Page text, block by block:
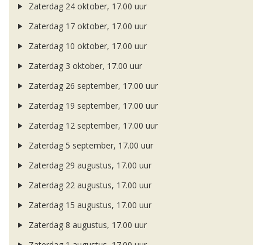
Zaterdag 24 oktober, 17.00 uur
Zaterdag 17 oktober, 17.00 uur
Zaterdag 10 oktober, 17.00 uur
Zaterdag 3 oktober, 17.00 uur
Zaterdag 26 september, 17.00 uur
Zaterdag 19 september, 17.00 uur
Zaterdag 12 september, 17.00 uur
Zaterdag 5 september, 17.00 uur
Zaterdag 29 augustus, 17.00 uur
Zaterdag 22 augustus, 17.00 uur
Zaterdag 15 augustus, 17.00 uur
Zaterdag 8 augustus, 17.00 uur